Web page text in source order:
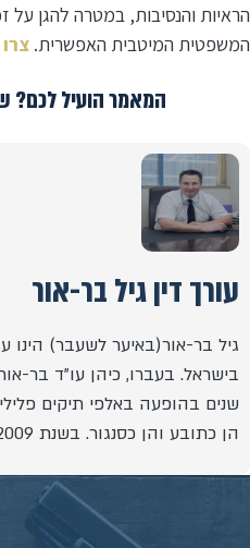
הראיות והנסיבות, במטרה להגן על
המשפטית המיטבית האפשרית.
המאמר הועיל לכם?
עורך דין גיל בר-אור
גיל בר-אור(באיער לשעבר) הינו
בישראל. בעברו, כיהן עו"ד בר-
שנים בהופעה באלפי תיקים
הן כתובע והן כסנגור. בשנת 2009 היה מועמד לכהונת שופט.